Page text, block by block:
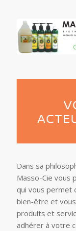
Dans sa
Masso-Cie vous
qui vous permet
bien-être et
produits et
adhérer à votre